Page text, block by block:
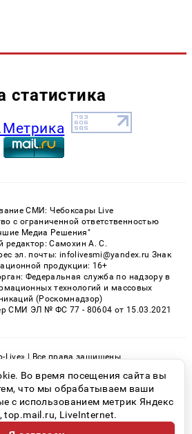
статистика
СМИ: Чебоксары Live
с ограниченной ответственностью
Медиа Решения"
редактор: Самохин А. С.
эл. почты: infolivesmi@yandex.ru Знак
продукции: 16+
Федеральная служба по надзору в
технологий и массовых
(Роскомнадзор)
СМИ ЭЛ № ФС 77 - 80604 от 15.03.2021
Live» | Все права защищены
категория сайта 16+
конфиденциальности
Во время посещения сайта вы
что мы обрабатываем ваши
с использованием метрик Яндекс
top.mail.ru, LiveInternet.